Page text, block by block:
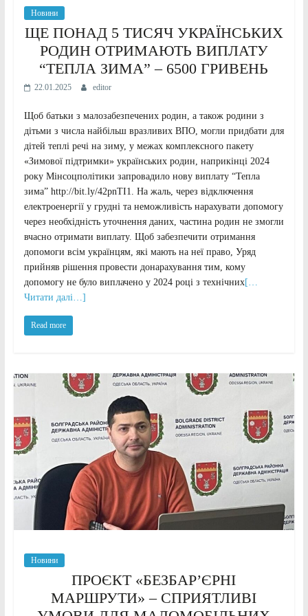
Новини
ЩЕ ПОНАД 5 ТИСЯЧ УКРАЇНСЬКИХ
РОДИН ОТРИМАЮТЬ ВИПЛАТУ
“ТЕПЛА ЗИМА” – 6500 ГРИВЕНЬ
22.01.2025 editor
Щоб батьки з малозабезпечених родин, а також родини з
дітьми з числа найбільш вразливих ВПО, могли придбати для
дітей теплі речі на зиму, у межах комплексного пакету
«Зимової підтримки» українських родин, наприкінці 2024
року Мінсоцполітики запровадило нову виплату “Тепла
зима” http://bit.ly/42pnTI1. На жаль, через відключення
електроенергії у грудні та неможливість нарахувати допомогу
через необхідність уточнення даних, частина родин не змогли
вчасно отримати виплату. Щоб забезпечити отримання
допомоги всім українцям, які мають на неї право, Уряд
прийняв рішення провести донарахування тим, кому
допомогу не було виплачено у 2024 році з технічних[…
Читати далі…]
Read more
Новини
ПРОЄКТ «БЕЗБАР’ЄРНІ
МАРШРУТИ» – СПРИЯТЛИВІ